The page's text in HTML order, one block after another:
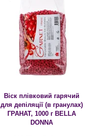
Віск плівковий гарячий
для депіляції (в гранулах)
ГРАНАТ, 1000 г BELLA
DONNA